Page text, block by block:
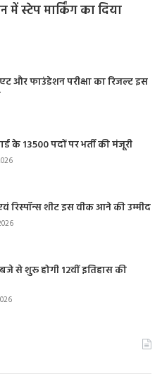
स्टेप मार्किंग का दिया
और फाउंडेशन परीक्षा का रिजल्ट इस
के 13500 पदों पर भर्ती की मंजूरी
रिस्पॉन्स शीट इस वीक आने की उम्मीद
से शुरू होगी 12वीं इतिहास की